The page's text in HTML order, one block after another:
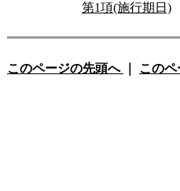
第1項(施行期日)
このページの先頭へ このペ